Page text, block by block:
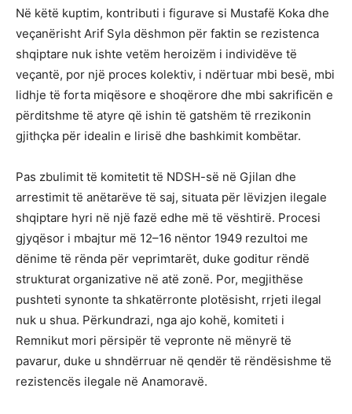
Në këtë kuptim, kontributi i figurave si Mustafë Koka dhe
veçanërisht Arif Syla dëshmon për faktin se rezistenca
shqiptare nuk ishte vetëm heroizëm i individëve të
veçantë, por një proces kolektiv, i ndërtuar mbi besë, mbi
lidhje të forta miqësore e shoqërore dhe mbi sakrificën e
përditshme të atyre që ishin të gatshëm të rrezikonin
gjithçka për idealin e lirisë dhe bashkimit kombëtar.
Pas zbulimit të komitetit të NDSH-së në Gjilan dhe
arrestimit të anëtarëve të saj, situata për lëvizjen ilegale
shqiptare hyri në një fazë edhe më të vështirë. Procesi
gjyqësor i mbajtur më 12–16 nëntor 1949 rezultoi me
dënime të rënda për veprimtarët, duke goditur rëndë
strukturat organizative në atë zonë. Por, megjithëse
pushteti synonte ta shkatërronte plotësisht, rrjeti ilegal
nuk u shua. Përkundrazi, nga ajo kohë, komiteti i
Remnikut mori përsipër të vepronte në mënyrë të
pavarur, duke u shndërruar në qendër të rëndësishme të
rezistencës ilegale në Anamoravë.